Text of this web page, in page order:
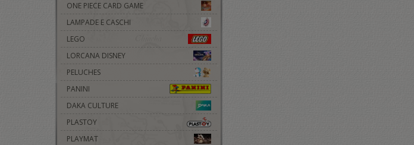
ONE PIECE CARD GAME
LAMPADE E CASCHI
LEGO
LORCANA DISNEY
PELUCHES
PANINI
DAKA CULTURE
PLASTOY
PLAYMAT